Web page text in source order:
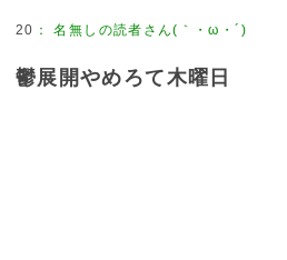
20 ：名無しの読者さん(｀・ω・´)
鬱展開やめろて木曜日